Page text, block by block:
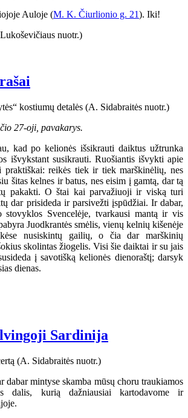
Auloje (M. K. Čiurlionio g. 21). Iki!
27-oji, pavakarys.
kad po kelionės išsikrauti daiktus užtrunka
išvykstant susikrauti. Ruošiantis išvykti apie
praktiškai: reikės tiek ir tiek marškinėlių, nes
šitas kelnes ir batus, nes eisim į gamtą, dar tą
pakakti. O štai kai parvažiuoji ir viską turi
dar prisideda ir parsivežti įspūdžiai. Ir dabar,
stovyklos Svencelėje, tvarkausi mantą ir vis
Juodkrantės smėlis, vienų kelnių kišenėje
nusiskintų gailių, o čia dar marškinių
skolintas žiogelis. Visi šie daiktai ir su jais
į savotišką kelionės dienoraštį; darsyk
dienas.
Sardinija
dabar mintyse skamba mūsų choru traukiamos
dalis, kurią dažniausiai kartodavome ir